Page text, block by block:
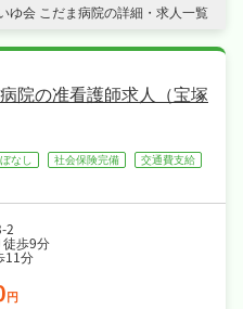
、産休・育休取得実績ありなど
す◎
ゆ会 こだま病院の詳細・求人一覧
院の准看護師求人（宝塚
なし 社会保険完備
交通費支給
2
歩9分
11分
円